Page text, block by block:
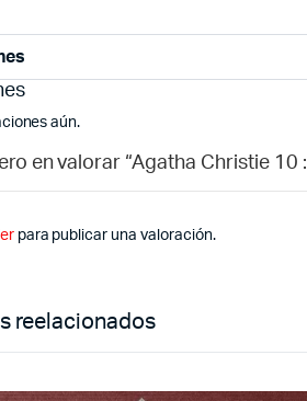
aún.
en valorar “Agatha Christie 10
para publicar una valoración.
reelacionados